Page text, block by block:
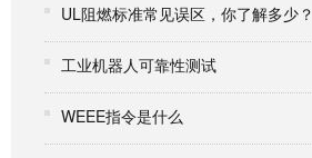
UL阻燃标准常见误区，你了解多少？
工业机器人可靠性测试
WEEE指令是什么